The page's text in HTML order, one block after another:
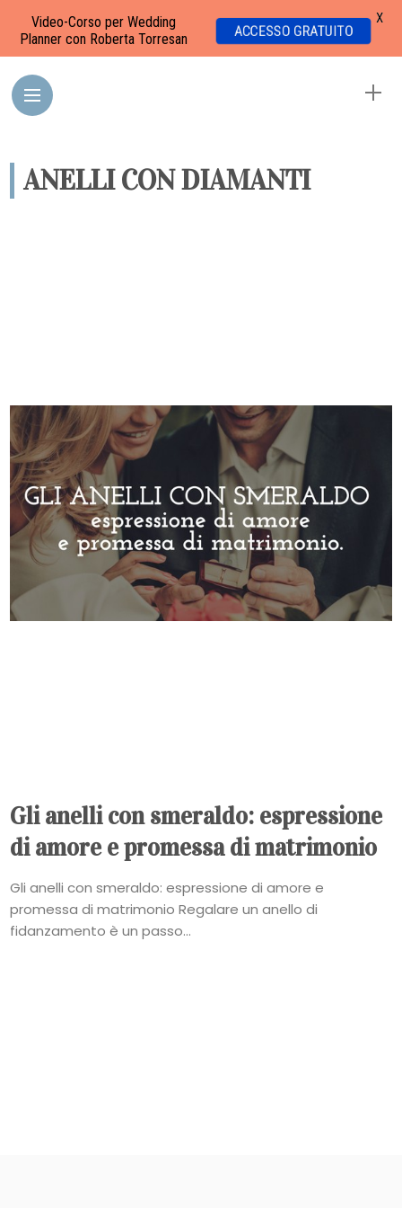
ANELLI CON DIAMANTI
Gli anelli con smeraldo: espressione
di amore e promessa di matrimonio
Gli anelli con smeraldo: espressione di amore e
promessa di matrimonio Regalare un anello di
fidanzamento è un passo...
Video-Corso per Wedding
Planner con Roberta Torresan
ACCESSO GRATUITO
X